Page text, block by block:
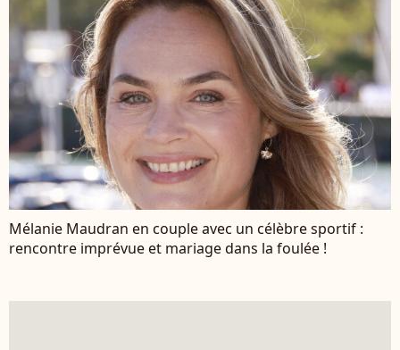
Mélanie Maudran en couple avec un célèbre sportif :
rencontre imprévue et mariage dans la foulée !